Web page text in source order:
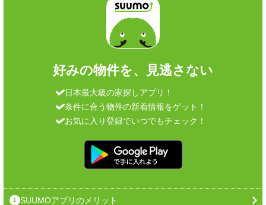
好みの物件を、見逃さない
日本最大級の家探しアプリ！
条件に合う物件の新着情報をゲット！
お気に入り登録でいつでもチェック！
1 SUUMOアプリのメリット